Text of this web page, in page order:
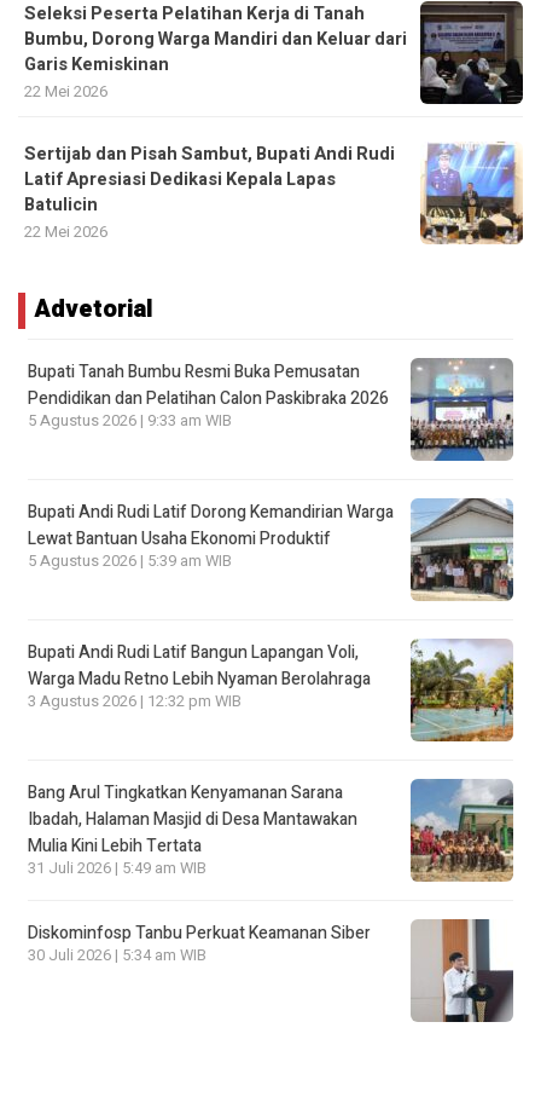
Seleksi Peserta Pelatihan Kerja di Tanah
Bumbu, Dorong Warga Mandiri dan Keluar dari
Garis Kemiskinan
22 Mei 2026
Sertijab dan Pisah Sambut, Bupati Andi Rudi
Latif Apresiasi Dedikasi Kepala Lapas
Batulicin
22 Mei 2026
Advetorial
Bupati Tanah Bumbu Resmi Buka Pemusatan
Pendidikan dan Pelatihan Calon Paskibraka 2026
5 Agustus 2026 | 9:33 am WIB
Bupati Andi Rudi Latif Dorong Kemandirian Warga
Lewat Bantuan Usaha Ekonomi Produktif
5 Agustus 2026 | 5:39 am WIB
Bupati Andi Rudi Latif Bangun Lapangan Voli,
Warga Madu Retno Lebih Nyaman Berolahraga
3 Agustus 2026 | 12:32 pm WIB
Bang Arul Tingkatkan Kenyamanan Sarana
Ibadah, Halaman Masjid di Desa Mantawakan
Mulia Kini Lebih Tertata
31 Juli 2026 | 5:49 am WIB
Diskominfosp Tanbu Perkuat Keamanan Siber
30 Juli 2026 | 5:34 am WIB